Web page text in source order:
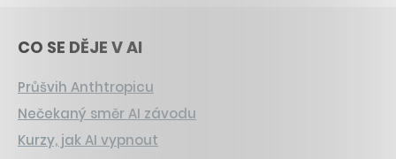
CO SE DĚJE V AI
Průšvih Anthtropicu
Nečekaný směr AI závodu
Kurzy, jak AI vypnout